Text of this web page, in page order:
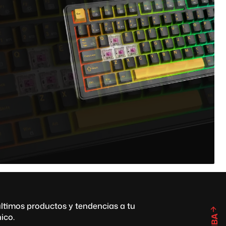
productos y tendencias a tu